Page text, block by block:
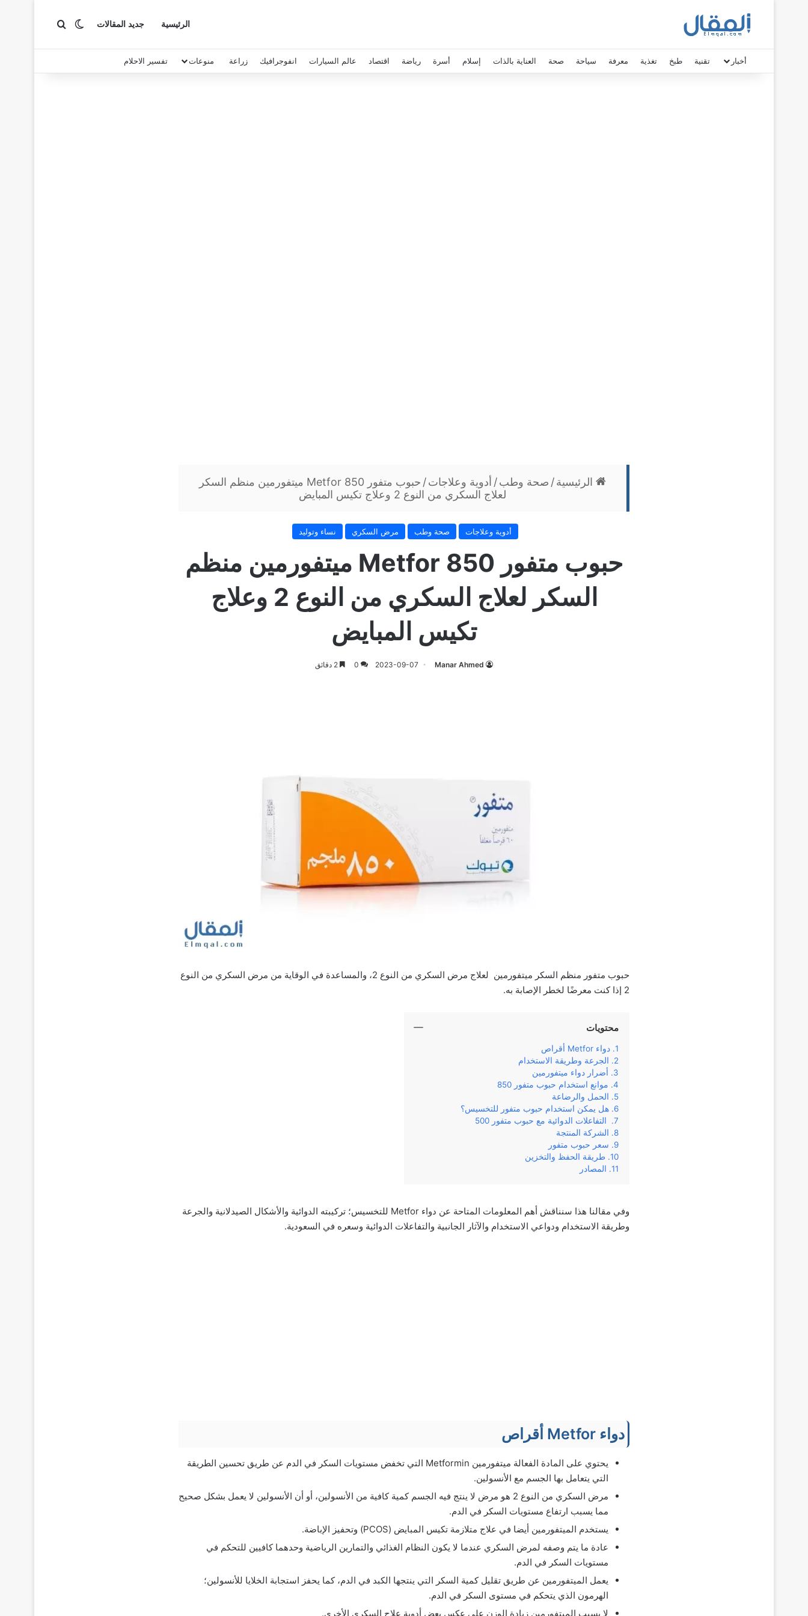
الرئيسية جديد المقالات الوضع المظلم
بحث عن
أخبار تقنية طبخ تغذية معرفة سياحة صحة العناية بالذات إسلام أسرة رياضة اقتصاد عالم السيارات انفوجرافيك زراعة منوعات تفسير الاحلام
الرئيسية/ صحة وطب/ أدوية وعلاجات/
حبوب متفور 850 Metfor ميتفورمين منظم السكر
لعلاج السكري من النوع 2 وعلاج تكيس المبايض
أدوية وعلاجات صحة وطب مرض السكري نساء وتوليد
حبوب متفور 850 Metfor ميتفورمين منظم
السكر لعلاج السكري من النوع 2 وعلاج
تكيس المبايض
Manar Ahmed
2023-09-07
0
حبوب متفور منظم السكر ميتفورمين لعلاج مرض السكري من النوع 2، والمساعدة في الوقاية من مرض السكري من النوع
2 إذا كنت معرضًا لخطر الإصابة به.
محتويات
دواء Metfor أقراص
الجرعة وطريقة الاستخدام
أضرار دواء ميتفورمين
موانع استخدام حبوب متفور 850
الحمل والرضاعة
هل يمكن استخدام حبوب متفور للتخسيس؟
التفاعلات الدوائية مع حبوب متفور 500
الشركة المنتجة
سعر حبوب متفور
طريقة الحفظ والتخزين
المصادر
وفي‌ ‌مقالنا‌ ‌هذا‌ ‌سنناقش‌ ‌أهم‌ ‌المعلومات‌ ‌المتاحة‌ ‌عن‌ دواء Metfor للتخسيس؛ ‌تركيبته‌ ‌الدوائية‌ ‌والأشكال الصيدلانية والجرعة‌
‌وطريقة‌ ‌الاستخدام‌ ‌ودواعي‌ ‌الاستخدام‌ ‌والآثار‌ ‌الجانبية‌ ‌والتفاعلات الدوائية وسعره‌ ‌في السعودية.‌
دواء Metfor أقراص
يحتوي على المادة الفعالة ميتفورمين Metformin التي تخفض مستويات السكر في الدم عن طريق تحسين الطريقة
التي يتعامل بها الجسم مع الأنسولين.
مرض السكري من النوع 2 هو مرض لا ينتج فيه الجسم كمية كافية من الأنسولين، أو أن الأنسولين لا يعمل بشكل صحيح
مما يسبب ارتفاع مستويات السكر في الدم.
يستخدم الميتفورمين أيضا في علاج متلازمة تكيس المبايض (PCOS) وتحفيز الإباضة.
عادة ما يتم وصفه لمرض السكري عندما لا يكون النظام الغذائي والتمارين الرياضية وحدهما كافيين للتحكم في
مستويات السكر في الدم.
يعمل الميتفورمين عن طريق تقليل كمية السكر التي ينتجها الكبد في الدم، كما يحفز استجابة الخلايا للأنسولين؛
الهرمون الذي يتحكم في مستوى السكر في الدم.
لا يسبب الميتفورمين زيادة الوزن على عكس بعض أدوية علاج السكري الأخرى.